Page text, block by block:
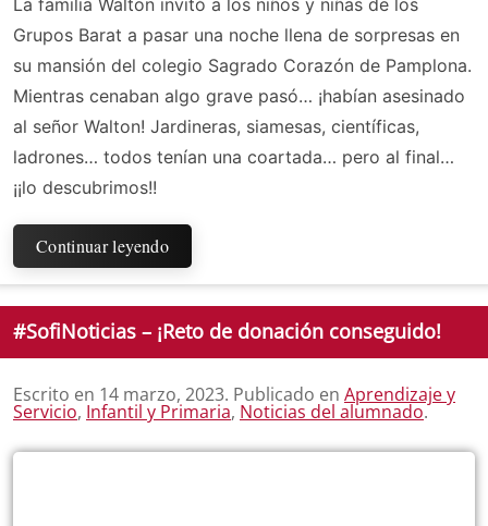
La familia Walton invitó a los niños y niñas de los
Grupos Barat a pasar una noche llena de sorpresas en
su mansión del colegio Sagrado Corazón de Pamplona.
Mientras cenaban algo grave pasó… ¡habían asesinado
al señor Walton! Jardineras, siamesas, científicas,
ladrones… todos tenían una coartada… pero al final…
¡¡lo descubrimos!!
Continuar leyendo
#SofiNoticias – ¡Reto de donación conseguido!
Escrito en 14 marzo, 2023. Publicado en Aprendizaje y
Servicio, Infantil y Primaria, Noticias del alumnado.